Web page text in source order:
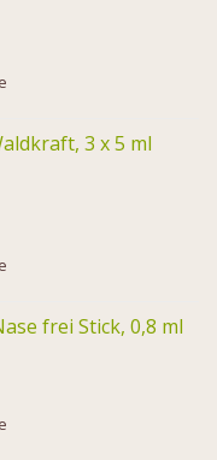
3 x 5 ml
frei Stick, 0,8 ml